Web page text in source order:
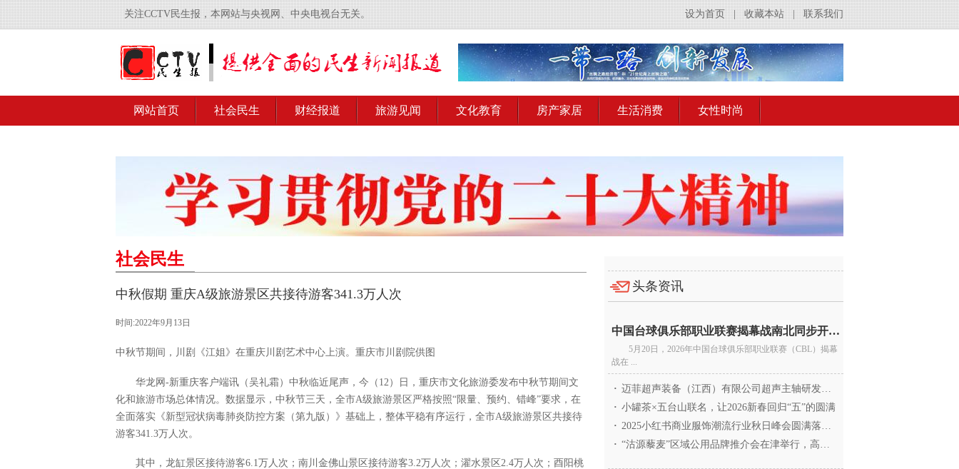
关注CCTV民生报，本网站与央视网、中央电视台无关。 联系我们
收藏本站
设为首页
网站首页 社会民生 财经报道 旅游见闻 文化教育 房产家居 生活消费 女性时尚
社会民生
中秋假期 重庆A级旅游景区共接待游客341.3万人次
时间:2022年9月13日
中秋节期间，川剧《江姐》在重庆川剧艺术中心上演。重庆市川剧院供图
华龙网-新重庆客户端讯（吴礼霜）中秋临近尾声，今（12）日，重庆市文化旅游委发布中秋节期间文
化和旅游市场总体情况。数据显示，中秋节三天，全市A级旅游景区严格按照“限量、预约、错峰”要求，在
全面落实《新型冠状病毒肺炎防控方案（第九版）》基础上，整体平稳有序运行，全市A级旅游景区共接待
游客341.3万人次。
其中，龙缸景区接待游客6.1万人次；南川金佛山景区接待游客3.2万人次；濯水景区2.4万人次；酉阳桃
头条资讯
中国台球俱乐部职业联赛揭幕战南北同步开杆 首届CBL
5月20日，2026年中国台球俱乐部职业联赛（CBL）揭幕
战在 ...
· 迈菲超声装备（江西）有限公司超声主轴研发和生产项
· 小罐茶×五台山联名，让2026新春回归“五”的圆满
· 2025小红书商业服饰潮流行业秋日峰会圆满落幕，携手
· “沽源藜麦”区域公用品牌推介会在津举行，高蛋白产业